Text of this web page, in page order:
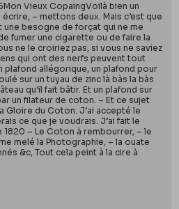
Vieux CopaingVoilà bien un
– mettons deux. Mais c’est que
une besogne de forçat qui ne me
fumer une cigarette ou de faire la
ne le croiriez pas, si vous ne saviez
qui ont des nerfs peuvent tout
plafond allégorique, un plafond pour
sur un tuyau de zinc là bàs la bàs
qu’il fait bâtir. Et un plafond sur
un filateur de coton. – Et ce sujet
Gloire du Coton. J’ai accepté le
ce que je voudrais. J’ai fait le
– Le Coton à rembourrer, – le
melé la Photographie, – la ouate
&c, Tout cela peint à la cire à